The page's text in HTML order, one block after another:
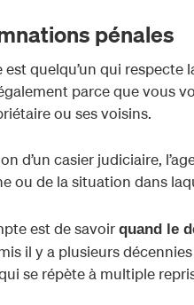
pénales
quelqu’un qui respecte
parce que vous
ou ses voisins.
d’un casier judiciaire,
ou de la situation dans
est de savoir quand le
il y a plusieurs
se répète à multiple